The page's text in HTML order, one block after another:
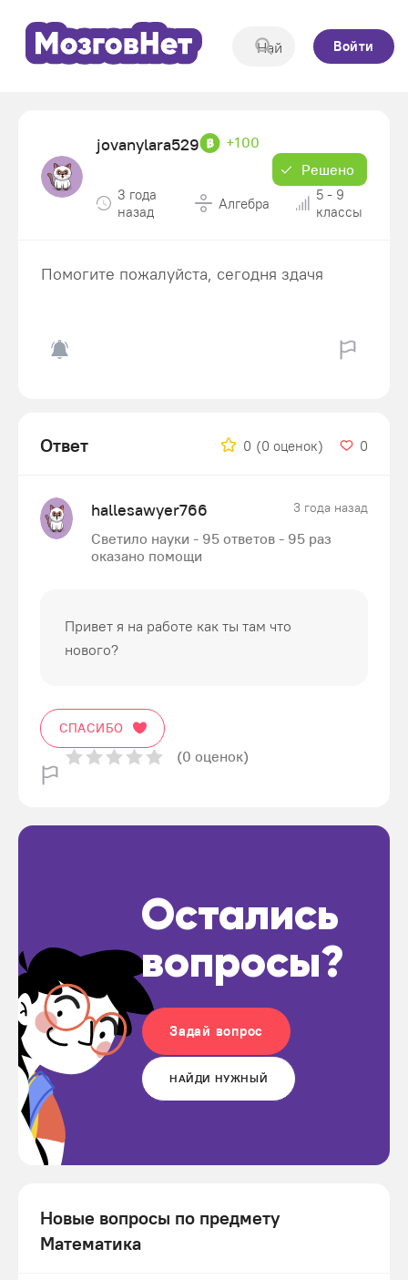
Войти
jovanylara529
+100
Решено
3 года
назад
Алгебра
5 - 9
классы
Помогите пожалуйста, сегодня здачя
Ответ 0 (0 оценок) 0
hallesawyer766 3 года назад
Светило науки - 95 ответов - 95 раз
оказано помощи
Привет я на работе как ты там что
нового?
СПАСИБО
(0 оценок)
Остались
вопросы?
Задай вопрос
НАЙДИ НУЖНЫЙ
Новые вопросы по предмету
Математика